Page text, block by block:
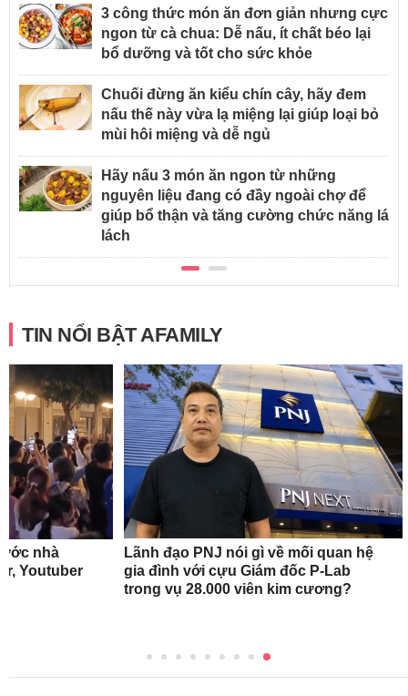
3 công thức món ăn đơn giản nhưng cực
ngon từ cà chua: Dễ nấu, ít chất béo lại
bổ dưỡng và tốt cho sức khỏe
Chuối đừng ăn kiểu chín cây, hãy đem
nấu thế này vừa lạ miệng lại giúp loại bỏ
mùi hôi miệng và dễ ngủ
Hãy nấu 3 món ăn ngon từ những
nguyên liệu đang có đầy ngoài chợ để
giúp bổ thận và tăng cường chức năng lá
lách
TIN NỔI BẬT AFAMILY
nhà
Youtuber
Lãnh đạo PNJ nói gì về mối quan hệ
gia đình với cựu Giám đốc P-Lab
trong vụ 28.000 viên kim cương?